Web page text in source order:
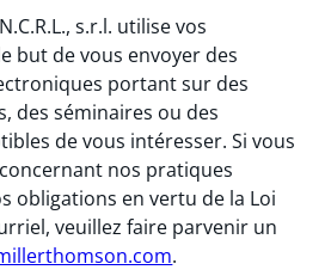
s.r.l. utilise vos
but de vous envoyer des
portant sur des
des séminaires ou des
de vous intéresser. Si vous
nos pratiques
obligations en vertu de la Loi
veuillez faire parvenir un
.